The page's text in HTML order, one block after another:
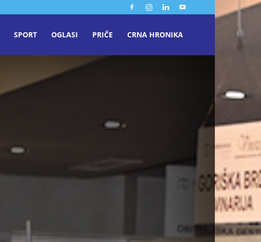
SPORT OGLASI PRIČE CRNA HRONIKA